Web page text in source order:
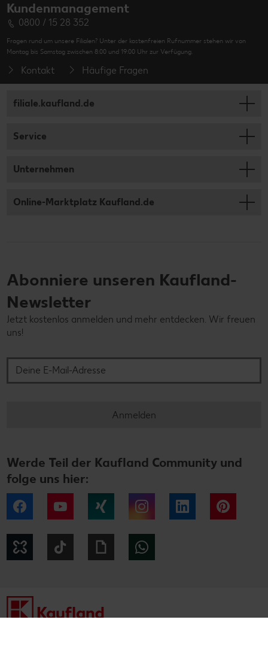
Kundenmanagement
0800 / 15 28 352
Fragen rund um unsere Filialen? Unter der kostenfreien Rufnummer stehen wir von
Montag bis Samstag zwischen 8:00 und 19:00 Uhr zur Verfügung.
Kontakt Häufige Fragen
filiale.kaufland.de
Service
Unternehmen
Online-Marktplatz Kaufland.de
Abonniere unseren Kaufland-
Newsletter
Jetzt kostenlos anmelden und mehr entdecken. Wir freuen
uns!
Anmelden
Werde Teil der Kaufland Community und
folge uns hier:
Facebook YouTube Instagram LinkedIn
Kununu Giphy